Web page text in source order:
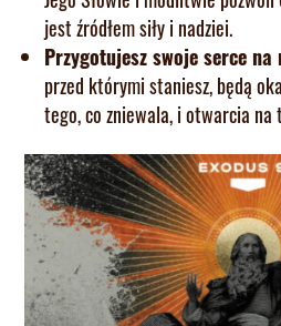
jest źródłem siły i nadziei.
Przygotujesz swoje serce na
przed którymi staniesz, będą
tego, co zniewala, i otwarcia na